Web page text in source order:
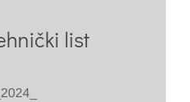
list